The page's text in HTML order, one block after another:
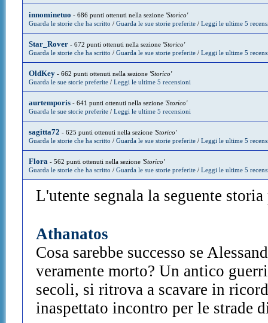
innominetuo - 686 punti ottenuti nella sezione 'Storico'
Guarda le storie che ha scritto / Guarda le sue storie preferite/ Leggi le ultime 5
Star_Rover- 672 punti ottenuti nella sezione 'Storico'
Guarda le storie che ha scritto / Guarda le sue storie preferite/ Leggi le ultime 5
OldKey- 662 punti ottenuti nella sezione 'Storico'
Guarda le sue storie preferite/ Leggi le ultime 5 recensioni
aurtemporis- 641 punti ottenuti nella sezione 'Storico'
Guarda le sue storie preferite/ Leggi le ultime 5 recensioni
sagitta72 - 625 punti ottenuti nella sezione 'Storico'
Guarda le storie che ha scritto / Guarda le sue storie preferite/ Leggi le ultime 5
Flora - 562 punti ottenuti nella sezione 'Storico'
Guarda le storie che ha scritto / Guarda le sue storie preferite/ Leggi le ultime 5
L'utente segnala la seguente
Athanatos
Cosa sarebbe successo se
veramente morto? Un antico
secoli, si ritrova a scavare in
inaspettato incontro per le strade